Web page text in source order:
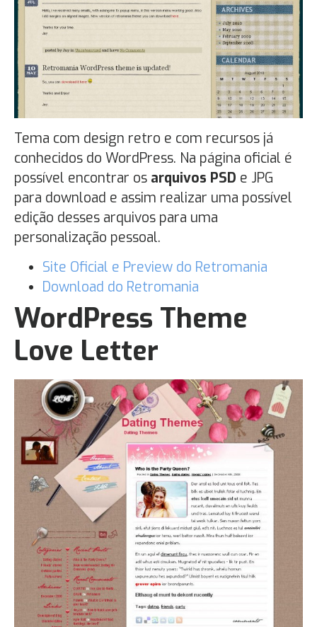
Tema com design retro e com recursos já
conhecidos do WordPress. Na página oficial é
possível encontrar os arquivos PSD e JPG
para download e assim realizar uma possível
edição desses arquivos para uma
personalização pessoal.
Site Oficial e Preview do Retromania
Download do Retromania
WordPress Theme
Love Letter